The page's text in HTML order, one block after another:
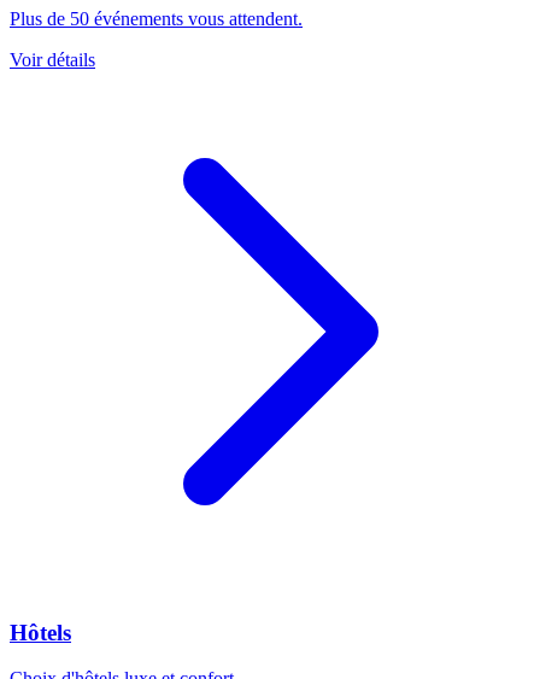
Plus de 50 événements vous attendent.
Voir détails
Hôtels